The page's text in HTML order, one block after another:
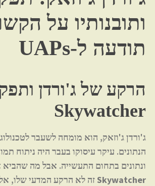
ותובנותיו על
תודעה ל-UAPs
הרקע של ג'ורדן
Skywatcher
ג'ורדן ג'וזאק, הוא מומחה לשעבר
הנתונים. עיקר עיסוקו בעבר היה ניתוח
ונתונים בתחום התעשייה. אבל מה שהביא
Skywatcherזה לא הרקע המדעי שלו,